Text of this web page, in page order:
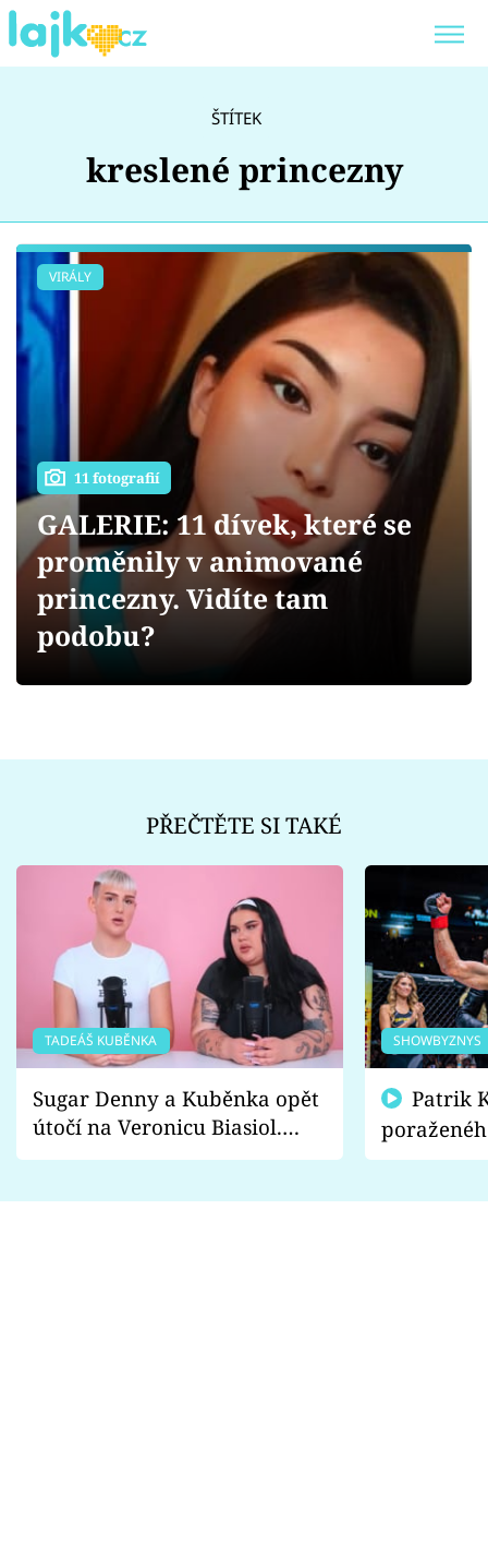
Témata
Showbyznys
Sex a vztahy
Videa
Sledujte prima+
ŠTÍTEK
kreslené princezny
VIRÁLY
11 fotografií
GALERIE: 11 dívek, které se
proměnily v animované
princezny. Vidíte tam
podobu?
PŘEČTĚTE SI TAKÉ
TADEÁŠ KUBĚNKA
Sugar Denny a Kuběnka opět
útočí na Veronicu Biasiol.
Proč je podle nich falešná a
SHOWBYZNYS
fanoušci